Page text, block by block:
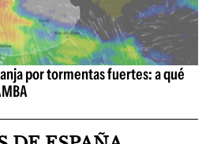
por tormentas fuertes: a qué